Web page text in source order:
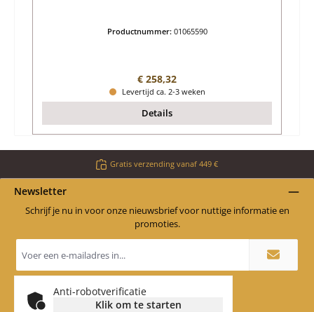
Productnummer: 01065590
Normale prijs:
€ 258,32
Levertijd ca. 2-3 weken
Details
Gratis verzending vanaf 449 €
Newsletter
Schrijf je nu in voor onze nieuwsbrief voor nuttige informatie en
promoties.
mailadres
*
Anti-robotverificatie
Klik om te starten